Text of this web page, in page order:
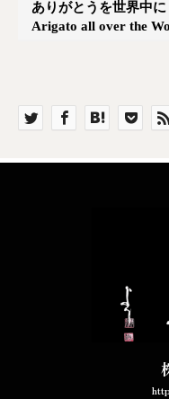
ありがとうを世界中に
Arigato all over the